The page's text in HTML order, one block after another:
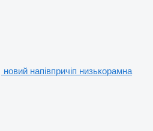
новий напівпричіп низькорамна